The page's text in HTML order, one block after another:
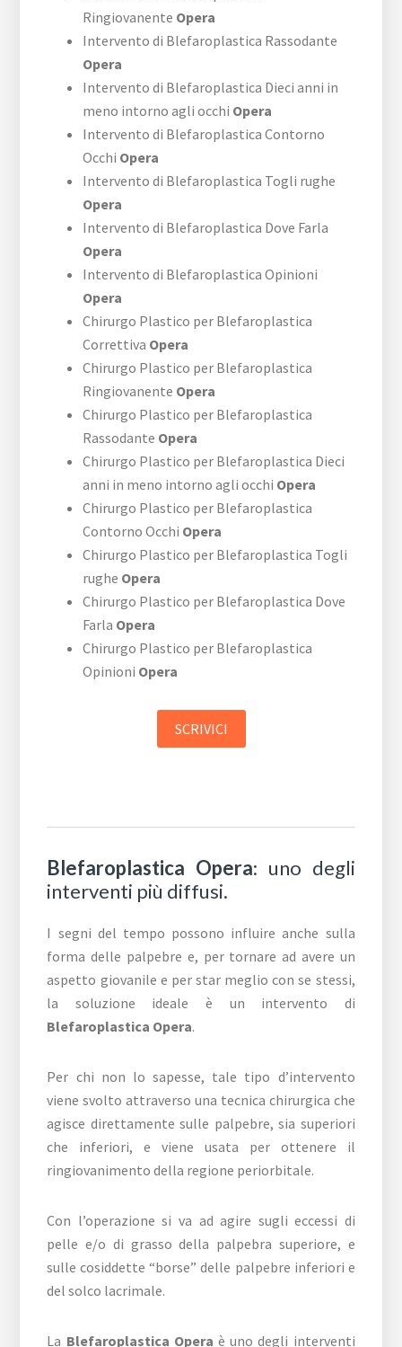
Ringiovanente Opera
Intervento di Blefaroplastica Rassodante
Opera
Intervento di Blefaroplastica Dieci anni in
meno intorno agli occhi Opera
Intervento di Blefaroplastica Contorno
Occhi Opera
Intervento di Blefaroplastica Togli rughe
Opera
Intervento di Blefaroplastica Dove Farla
Opera
Intervento di Blefaroplastica Opinioni
Opera
Chirurgo Plastico per Blefaroplastica
Correttiva Opera
Chirurgo Plastico per Blefaroplastica
Ringiovanente Opera
Chirurgo Plastico per Blefaroplastica
Rassodante Opera
Chirurgo Plastico per Blefaroplastica Dieci
anni in meno intorno agli occhi Opera
Chirurgo Plastico per Blefaroplastica
Contorno Occhi Opera
Chirurgo Plastico per Blefaroplastica Togli
rughe Opera
Chirurgo Plastico per Blefaroplastica Dove
Farla Opera
Chirurgo Plastico per Blefaroplastica
Opinioni Opera
SCRIVICI
Blefaroplastica Opera: uno degli
interventi più diffusi.
I segni del tempo possono influire anche sulla
forma delle palpebre e, per tornare ad avere un
aspetto giovanile e per star meglio con se stessi,
la soluzione ideale è un intervento di
Blefaroplastica Opera.
Per chi non lo sapesse, tale tipo d’intervento
viene svolto attraverso una tecnica chirurgica che
agisce direttamente sulle palpebre, sia superiori
che inferiori, e viene usata per ottenere il
ringiovanimento della regione periorbitale.
Con l’operazione si va ad agire sugli eccessi di
pelle e/o di grasso della palpebra superiore, e
sulle cosiddette “borse” delle palpebre inferiori e
del solco lacrimale.
La Blefaroplastica Opera è uno degli interventi